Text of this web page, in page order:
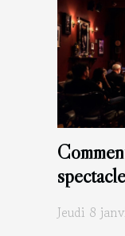
Jeudi 8